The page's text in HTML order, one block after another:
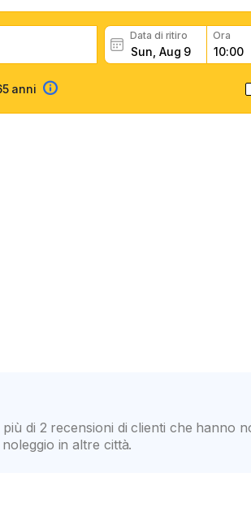
Data di ritiro Ora
anni
di 2 recensioni di clienti che hanno
in altre città.